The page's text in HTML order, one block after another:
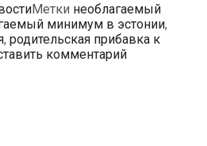
Метки необлагаемый
минимум в эстонии,
, родительская прибавка к
комментарий